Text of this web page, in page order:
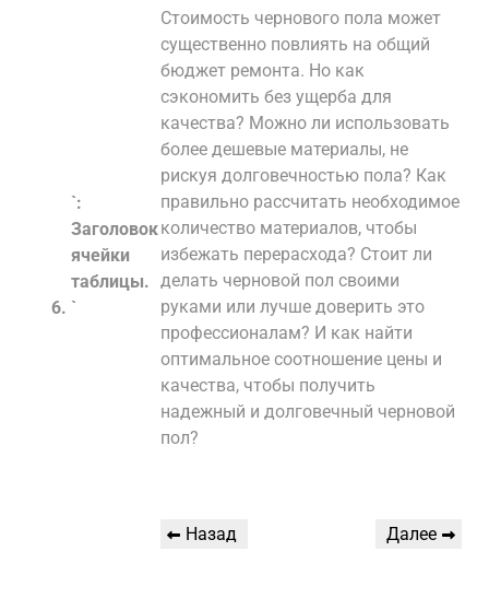
`:
Заголовок
ячейки
таблицы.
`
Стоимость чернового пола может
существенно повлиять на общий
бюджет ремонта. Но как
сэкономить без ущерба для
качества? Можно ли использовать
более дешевые материалы, не
рискуя долговечностью пола? Как
правильно рассчитать необходимое
количество материалов, чтобы
избежать перерасхода? Стоит ли
делать черновой пол своими
руками или лучше доверить это
профессионалам? И как найти
оптимальное соотношение цены и
качества, чтобы получить
надежный и долговечный черновой
пол?
поПредыдущая
Назад
Следующая
Далее